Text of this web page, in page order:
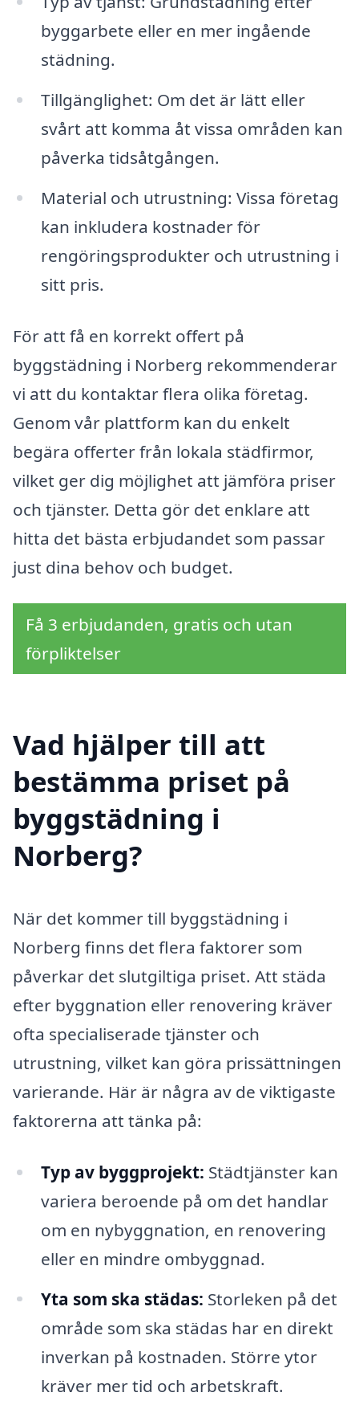
byggarbete eller en mer ingående
städning.
Tillgänglighet: Om det är lätt eller
svårt att komma åt vissa områden kan
påverka tidsåtgången.
Material och utrustning: Vissa företag
kan inkludera kostnader för
rengöringsprodukter och utrustning i
sitt pris.
För att få en korrekt offert på
byggstädning i Norberg rekommenderar
vi att du kontaktar flera olika företag.
Genom vår plattform kan du enkelt
begära offerter från lokala städfirmor,
vilket ger dig möjlighet att jämföra priser
och tjänster. Detta gör det enklare att
hitta det bästa erbjudandet som passar
just dina behov och budget.
Få 3 erbjudanden, gratis och utan
förpliktelser
Vad hjälper till att
bestämma priset på
byggstädning i
Norberg?
När det kommer till byggstädning i
Norberg finns det flera faktorer som
påverkar det slutgiltiga priset. Att städa
efter byggnation eller renovering kräver
ofta specialiserade tjänster och
utrustning, vilket kan göra prissättningen
varierande. Här är några av de viktigaste
faktorerna att tänka på:
Typ av byggprojekt: Städtjänster kan
variera beroende på om det handlar
om en nybyggnation, en renovering
eller en mindre ombyggnad.
Yta som ska städas: Storleken på det
område som ska städas har en direkt
inverkan på kostnaden. Större ytor
kräver mer tid och arbetskraft.